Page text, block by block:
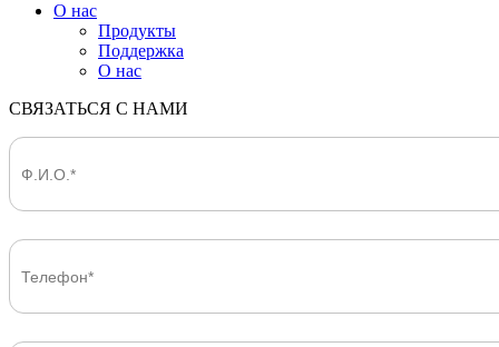
О нас
Продукты
Поддержка
О нас
СВЯЗАТЬСЯ С НАМИ